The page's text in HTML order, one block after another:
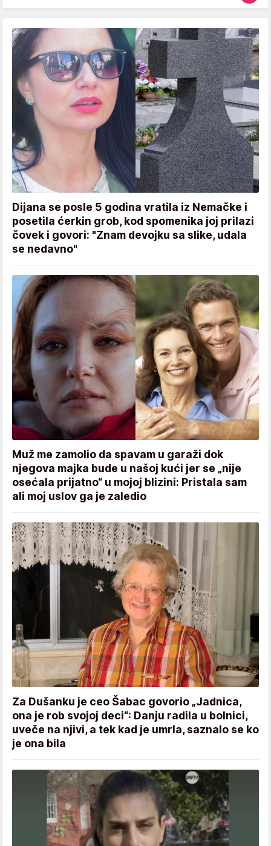
Dijana se posle 5 godina vratila iz Nemačke i
posetila ćerkin grob, kod spomenika joj prilazi
čovek i govori: "Znam devojku sa slike, udala
se nedavno"
Muž me zamolio da spavam u garaži dok
njegova majka bude u našoj kući jer se „nije
osećala prijatno“ u mojoj blizini: Pristala sam
ali moj uslov ga je zaledio
Za Dušanku je ceo Šabac govorio „Jadnica,
ona je rob svojoj deci“: Danju radila u bolnici,
uveče na njivi, a tek kad je umrla, saznalo se ko
je ona bila